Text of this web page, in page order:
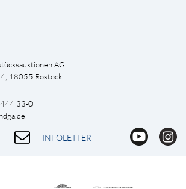
AG
18055 Rostock
33-0
INFOLETTER